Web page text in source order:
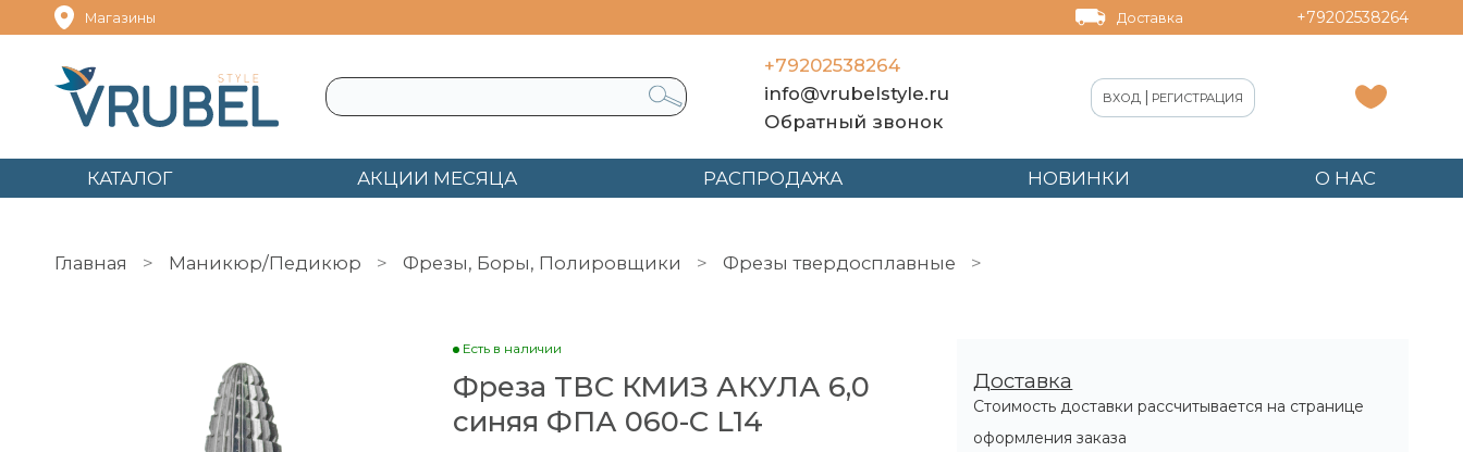
Магазины Доставка +79202538264
+79202538264
info@vrubelstyle.ru
Обратный звонок
ВХОД |РЕГИСТРАЦИЯ
КАТАЛОГ АКЦИИ МЕСЯЦА РАСПРОДАЖА НОВИНКИ О НАС
Главная Маникюр/Педикюр Фрезы, Боры, Полировщики
Фрезы твердосплавные
Есть в наличии
Фреза ТВС КМИЗ АКУЛА 6,0
синяя ФПА 060-С L14
Доставка
Стоимость доставки рассчитывается на странице
оформления заказа